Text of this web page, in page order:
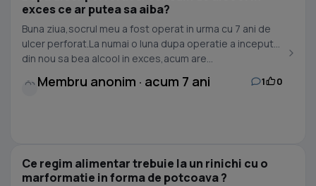
exces ce ar putea sa aiba?
Buna ziua,socrul meu a fost operat in urma cu 7 ani de
ulcer perforat.La numai o luna dupa operatie a inceput
din nou sa bea alcool in exces,acum are...
Membru anonim · acum 7 ani 1 0
Ce regim alimentar trebuie la un rinichi cu o
marformatie in forma de potcoava ?